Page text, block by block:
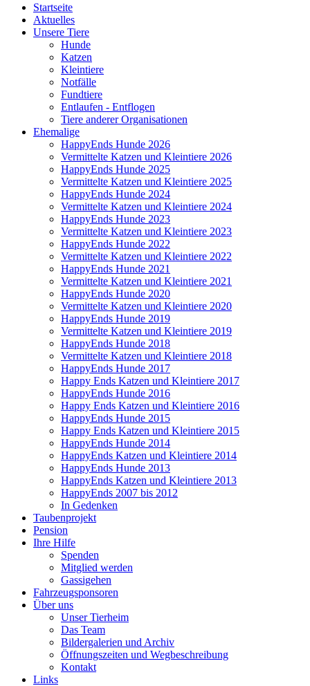
Startseite
Aktuelles
Unsere Tiere
Hunde
Katzen
Kleintiere
Notfälle
Fundtiere
Entlaufen - Entflogen
Tiere anderer Organisationen
Ehemalige
HappyEnds Hunde 2026
Vermittelte Katzen und Kleintiere 2026
HappyEnds Hunde 2025
Vermittelte Katzen und Kleintiere 2025
HappyEnds Hunde 2024
Vermittelte Katzen und Kleintiere 2024
HappyEnds Hunde 2023
Vermittelte Katzen und Kleintiere 2023
HappyEnds Hunde 2022
Vermittelte Katzen und Kleintiere 2022
HappyEnds Hunde 2021
Vermittelte Katzen und Kleintiere 2021
HappyEnds Hunde 2020
Vermittelte Katzen und Kleintiere 2020
HappyEnds Hunde 2019
Vermittelte Katzen und Kleintiere 2019
HappyEnds Hunde 2018
Vermittelte Katzen und Kleintiere 2018
HappyEnds Hunde 2017
Happy Ends Katzen und Kleintiere 2017
HappyEnds Hunde 2016
Happy Ends Katzen und Kleintiere 2016
HappyEnds Hunde 2015
Happy Ends Katzen und Kleintiere 2015
HappyEnds Hunde 2014
HappyEnds Katzen und Kleintiere 2014
HappyEnds Hunde 2013
HappyEnds Katzen und Kleintiere 2013
HappyEnds 2007 bis 2012
In Gedenken
Taubenprojekt
Pension
Ihre Hilfe
Spenden
Mitglied werden
Gassigehen
Fahrzeugsponsoren
Über uns
Unser Tierheim
Das Team
Bildergalerien und Archiv
Öffnungszeiten und Wegbeschreibung
Kontakt
Links